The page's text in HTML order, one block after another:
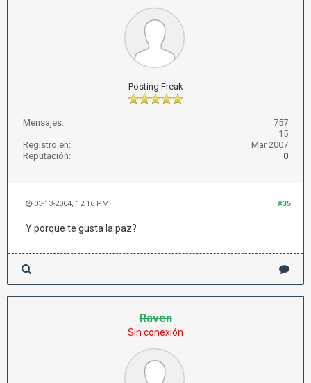
Posting Freak
Mensajes:
757
15
Registro en:
Mar 2007
Reputación:
0
#35
03-13-2004, 12:16 PM
Y porque te gusta la paz?
Raven
Sin conexión